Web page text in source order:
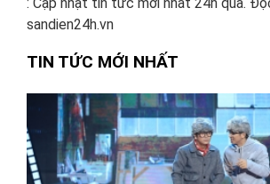
sandien24h.vn
TIN TỨC MỚI NHẤT